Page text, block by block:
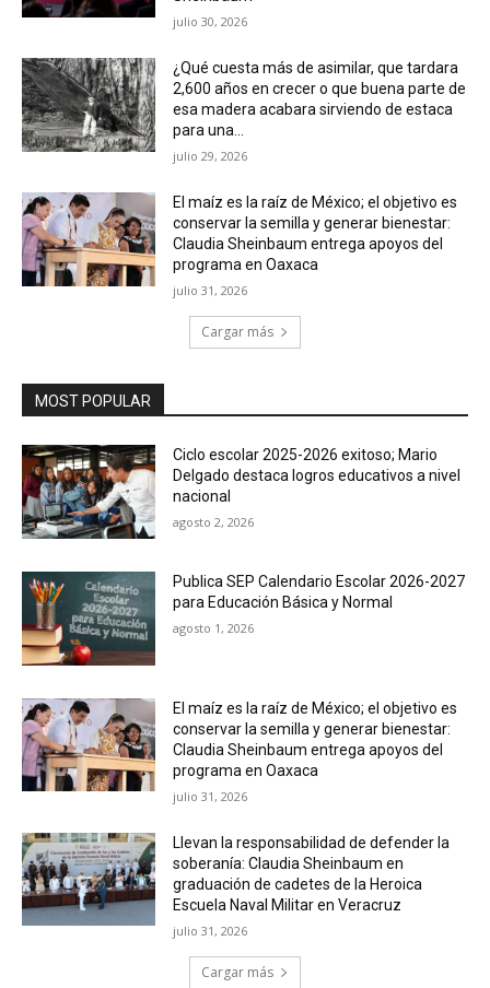
julio 30, 2026
¿Qué cuesta más de asimilar, que tardara
2,600 años en crecer o que buena parte de
esa madera acabara sirviendo de estaca
para una...
julio 29, 2026
El maíz es la raíz de México; el objetivo es
conservar la semilla y generar bienestar:
Claudia Sheinbaum entrega apoyos del
programa en Oaxaca
julio 31, 2026
Cargar más
MOST POPULAR
Ciclo escolar 2025-2026 exitoso; Mario
Delgado destaca logros educativos a nivel
nacional
agosto 2, 2026
Publica SEP Calendario Escolar 2026-2027
para Educación Básica y Normal
agosto 1, 2026
El maíz es la raíz de México; el objetivo es
conservar la semilla y generar bienestar:
Claudia Sheinbaum entrega apoyos del
programa en Oaxaca
julio 31, 2026
Llevan la responsabilidad de defender la
soberanía: Claudia Sheinbaum en
graduación de cadetes de la Heroica
Escuela Naval Militar en Veracruz
julio 31, 2026
Cargar más